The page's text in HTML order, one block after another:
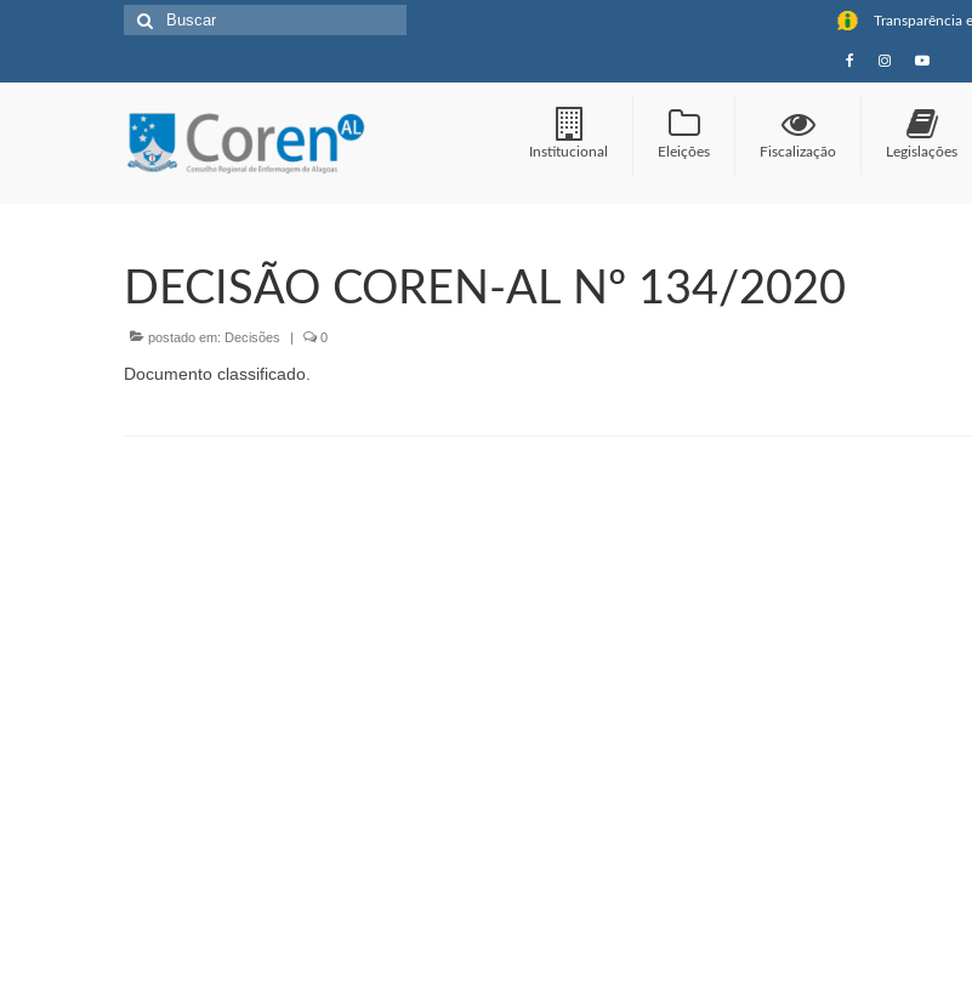
Transparência
Buscar
por:
Institucional Eleições Fiscalização Legislações
DECISÃO COREN-AL Nº 134/2020
postado em: Decisões | 0
Documento classificado.